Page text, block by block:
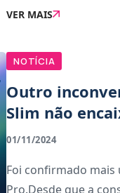
os specs completos
VER MAIS
NOTÍCIA
Outro
Slim não
01/11/2024
Foi confirmado mais
Pro.Desde que a